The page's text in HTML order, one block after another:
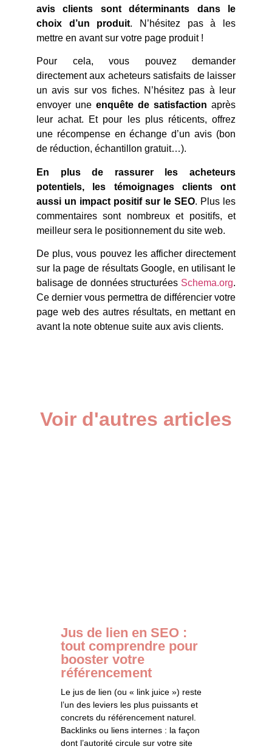
avis clients sont déterminants dans le
choix d’un produit. N’hésitez pas à les
mettre en avant sur votre page produit !
Pour cela, vous pouvez demander
directement aux acheteurs satisfaits de laisser
un avis sur vos fiches. N’hésitez pas à leur
envoyer une enquête de satisfaction après
leur achat. Et pour les plus réticents, offrez
une récompense en échange d’un avis (bon
de réduction, échantillon gratuit…).
En plus de rassurer les acheteurs
potentiels, les témoignages clients ont
aussi un impact positif sur le SEO. Plus les
commentaires sont nombreux et positifs, et
meilleur sera le positionnement du site web.
De plus, vous pouvez les afficher directement
sur la page de résultats Google, en utilisant le
balisage de données structurées Schema.org.
Ce dernier vous permettra de différencier votre
page web des autres résultats, en mettant en
avant la note obtenue suite aux avis clients.
Voir d'autres articles
Jus de lien en SEO :
tout comprendre pour
booster votre
référencement
Le jus de lien (ou « link juice ») reste
l’un des leviers les plus puissants et
concrets du référencement naturel.
Backlinks ou liens internes : la façon
dont l’autorité circule sur votre site